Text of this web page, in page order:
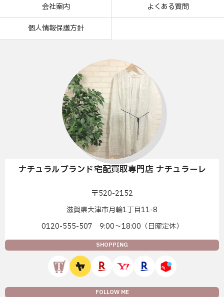
会社案内 よくある質問
個人情報保護方針
ナチュラルブランド宅配買取専門店 ナチュラーレ
〒520-2152
滋賀県大津市月輪1丁目11-8
0120-555-507 9:00〜18:00（日曜定休）
SHOPPING
FOLLOW ME